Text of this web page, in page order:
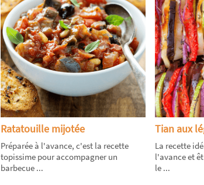
Ratatouille mijotée
Préparée à l'avance, c'est la recette
topissime pour accompagner un
barbecue ...
Tian aux
La recette
l'avance et
le ...